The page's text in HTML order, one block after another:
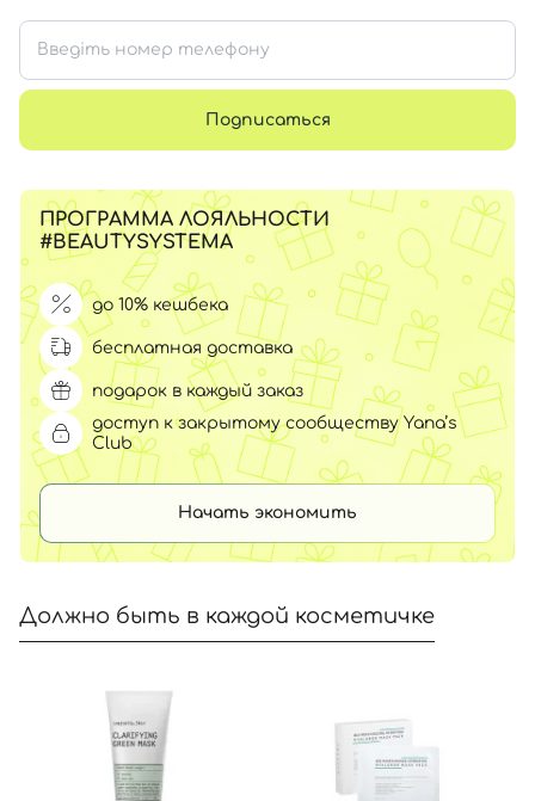
Подписаться
ПРОГРАММА ЛОЯЛЬНОСТИ
#BEAUTYSYSTEMA
до 10% кешбека
бесплатная доставка
подарок в каждый заказ
доступ к закрытому сообществу Yana’s
Club
Начать экономить
Должно быть в каждой косметичке